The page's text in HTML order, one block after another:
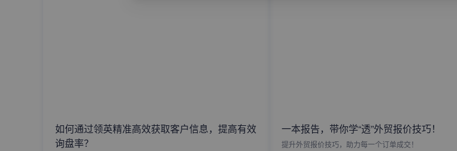
如何通过领英精准高效获取客户信息，提高有效
询盘率？
一本报告，带你学“透”外贸报价技巧！
提升外贸报价技巧，助力每一个订单成交！